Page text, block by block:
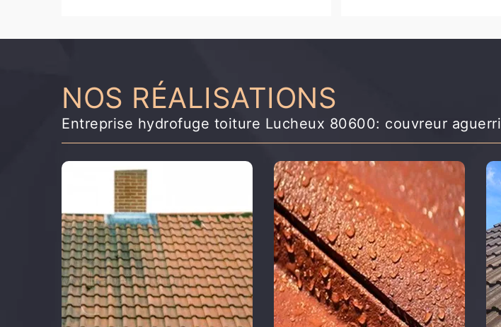
NOS RÉALISATIONS
Entreprise hydrofuge toiture Lucheux 80600: couvreur aguerri